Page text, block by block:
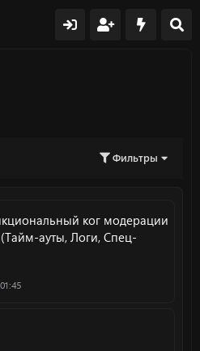
Фильтры
ког модерации
ауты, Логи, Спец-